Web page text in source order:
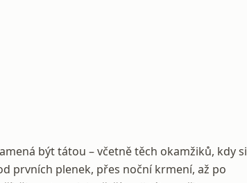
být tátou – včetně těch okamžiků, kdy si
prvních plenek, přes noční krmení, až po